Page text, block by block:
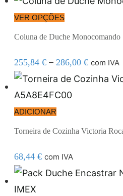
VER OPÇÕES
Coluna de Duche
255,84 € – 286,00 € com IVA
ADICIONAR
Torneira de Cozinha Victoria
68,44 € com IVA